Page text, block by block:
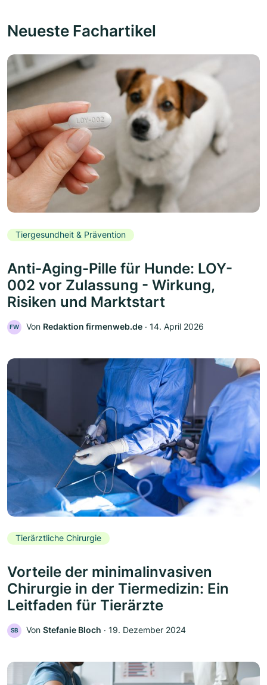
Neueste Fachartikel
Tiergesundheit & Prävention
Anti-Aging-Pille für Hunde: LOY-
002 vor Zulassung - Wirkung,
Risiken und Marktstart
FW Von Redaktion firmenweb.de ‧ 14. April 2026
Tierärztliche Chirurgie
Vorteile der minimalinvasiven
Chirurgie in der Tiermedizin: Ein
Leitfaden für Tierärzte
SB Von Stefanie Bloch ‧ 19. Dezember 2024